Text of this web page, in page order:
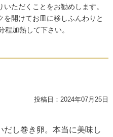
ただくことをお勧めします。
開けてお皿に移しふんわりと
加熱して下さい。
投稿日： 2024年07月25日
し巻き卵。本当に美味し